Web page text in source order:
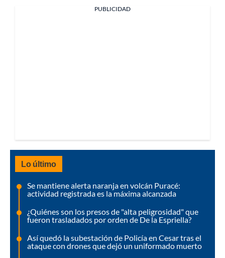
PUBLICIDAD
Lo último
Se mantiene alerta naranja en volcán Puracé:
actividad registrada es la máxima alcanzada
¿Quiénes son los presos de "alta peligrosidad" que
fueron trasladados por orden de De la Espriella?
Así quedó la subestación de Policía en Cesar tras el
ataque con drones que dejó un uniformado muerto